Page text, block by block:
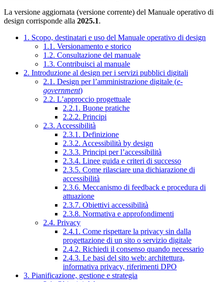
La versione aggiornata (versione corrente) del Manuale operativo di
design corrisponde alla 2025.1.
1. Scopo, destinatari e uso del Manuale operativo di design
1.1. Versionamento e storico
1.2. Consultazione del manuale
1.3. Contribuisci al manuale
2. Introduzione al design per i servizi pubblici digitali
2.1. Design per l’amministrazione digitale (e-
government)
2.2. L’approccio progettuale
2.2.1. Buone pratiche
2.2.2. Principi
2.3. Accessibilità
2.3.1. Definizione
2.3.2. Accessibilità by design
2.3.3. Principi per l’accessibilità
2.3.4. Linee guida e criteri di successo
2.3.5. Come rilasciare una dichiarazione di
accessibilità
2.3.6. Meccanismo di feedback e procedura di
attuazione
2.3.7. Obiettivi accessibilità
2.3.8. Normativa e approfondimenti
2.4. Privacy
2.4.1. Come rispettare la privacy sin dalla
progettazione di un sito o servizio digitale
2.4.2. Richiedi il consenso quando necessario
2.4.3. Le basi del sito web: architettura,
informativa privacy, riferimenti DPO
3. Pianificazione, gestione e strategia